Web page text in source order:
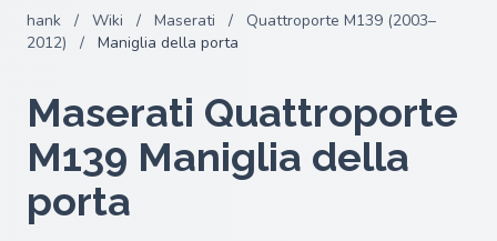
Accedi
hank / Wiki / Maserati /
Quattroporte M139 (2003–
2012)
/ Maniglia della porta
Maserati Quattroporte
M139 Maniglia della
porta